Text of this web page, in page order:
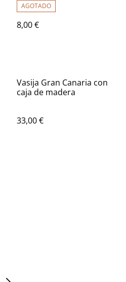
AGOTADO
8,00 €
Vasija Gran Canaria con
caja de madera
33,00 €